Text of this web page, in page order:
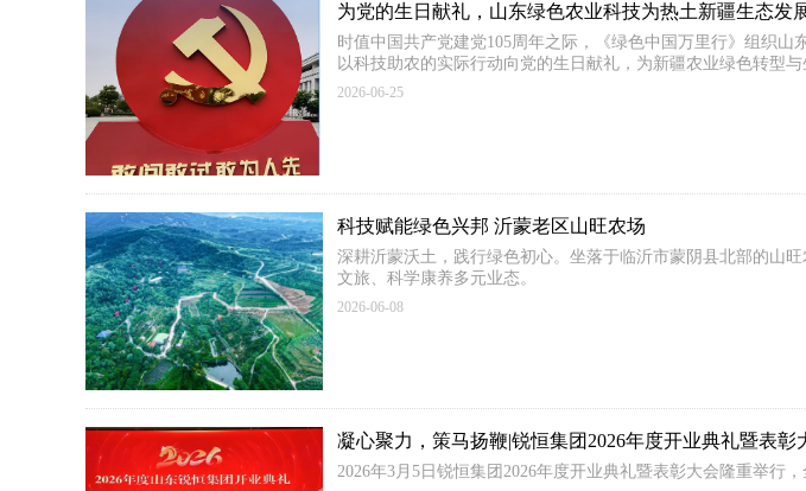
为党的生日献礼，山东绿色农业科技为热土新疆生态发
时值中国共产党建党105周年之际，《绿色中国万里行》组织
以科技助农的实际行动向党的生日献礼，为新疆农业绿色转型与
2026-06-25
科技赋能绿色兴邦 沂蒙老区山旺农场
深耕沂蒙沃土，践行绿色初心。坐落于临沂市蒙阴县北部的山
文旅、科学康养多元业态。
2026-06-08
凝心聚力，策马扬鞭|锐恒集团2026年度开业典礼暨表彰
2026年3月5日锐恒集团2026年度开业典礼暨表彰大会隆重举行